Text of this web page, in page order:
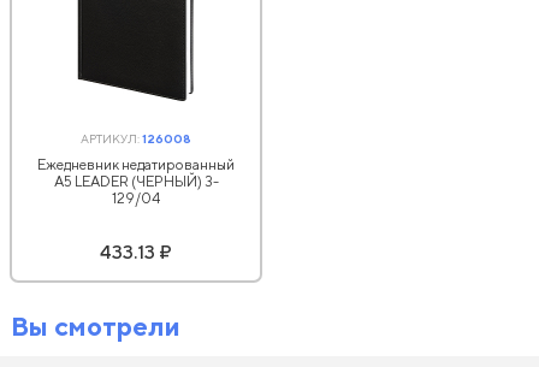
АРТИКУЛ:126008
Ежедневник недатированный
А5 LEADER (ЧЕРНЫЙ) 3-
129/04
433.13 ₽
Вы смотрели